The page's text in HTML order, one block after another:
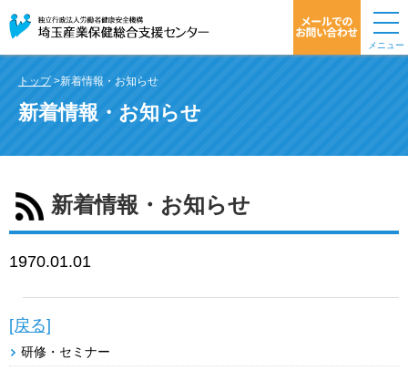
メニュー
トップ>新着情報・お知らせ
新着情報・お知らせ
新着情報・お知らせ
1970.01.01
[戻る]
研修・セミナー